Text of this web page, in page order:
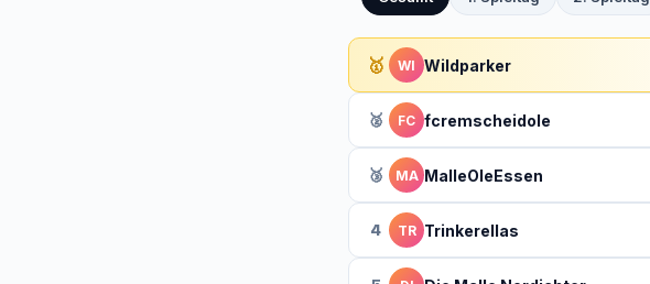
🥇 WI Wildparker
🥈 FC fcremscheidole
🥉 MA MalleOleEssen
4 TR Trinkerellas